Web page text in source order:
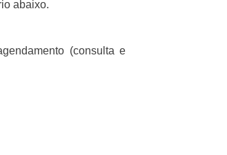
abaixo.
(consulta e